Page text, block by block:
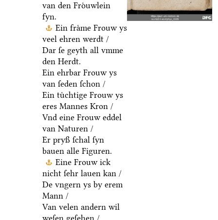
van den Froͤuwlein
fyn.
Ein fraͤme Frouw ys
veel ehren werdt /
Dar ſe geyth all vmme
den Herdt.
Ein ehrbar Frouw ys
van ſeden ſchon /
Ein tuͤchtige Frouw ys
eres Mannes Kron /
Vnd eine Frouw eddel
van Naturen /
Er pryß ſchal ſyn
bauen alle Figuren.
Eine Frouw ick
nicht ſehr lauen kan /
De vngern ys by erem
Mann /
Van velen andern wil